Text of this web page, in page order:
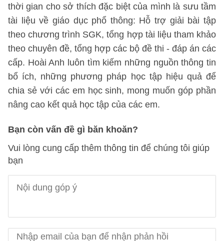
thời gian cho sở thích đặc biệt của mình là sưu tầm
tài liệu về giáo dục phổ thông: Hỗ trợ giải bài tập
theo chương trình SGK, tổng hợp tài liệu tham khảo
theo chuyên đề, tổng hợp các bộ đề thi - đáp án các
cấp. Hoài Anh luôn tìm kiếm những nguồn thông tin
bổ ích, những phương pháp học tập hiệu quả để
chia sẻ với các em học sinh, mong muốn góp phần
nâng cao kết quả học tập của các em.
Bạn còn vấn đề gì băn khoăn?
Vui lòng cung cấp thêm thông tin để chúng tôi giúp
bạn